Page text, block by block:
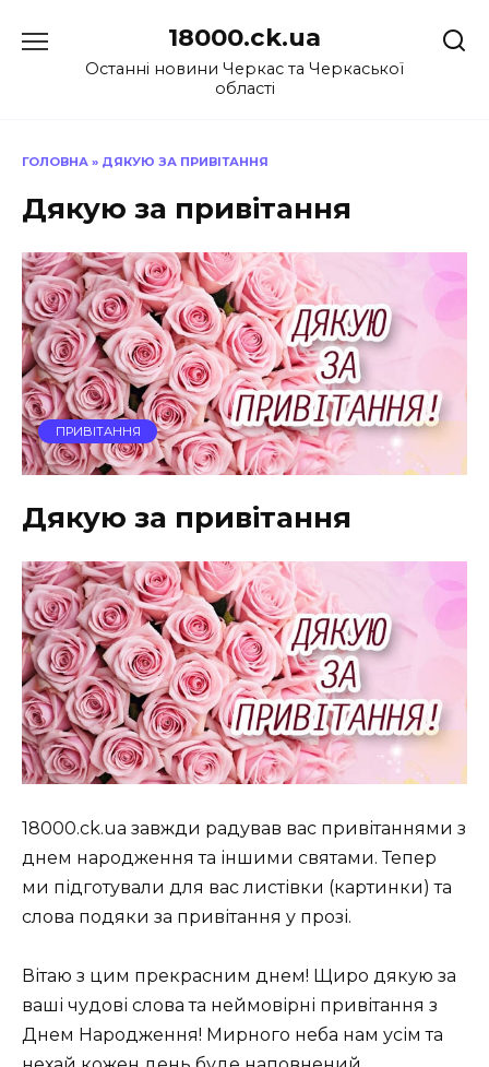
до
18000.ck.ua
Останні новини Черкас та Черкаської
області
ГОЛОВНА » ДЯКУЮ ЗА ПРИВІТАННЯ
Дякую за привітання
ПРИВІТАННЯ
Дякую за привітання
18000.ck.ua завжди радував вас привітаннями з
днем народження та іншими святами. Тепер
ми підготували для вас листівки (картинки) та
слова подяки за привітання у прозі.
Вітаю з цим прекрасним днем! Щиро дякую за
ваші чудові слова та неймовірні привітання з
Днем Народження! Мирного неба нам усім та